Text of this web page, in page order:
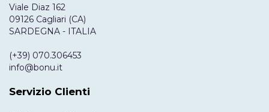
Viale Diaz 162
09126 Cagliari (CA)
SARDEGNA - ITALIA
(+39) 070.306453
info@bonu.it
Servizio Clienti